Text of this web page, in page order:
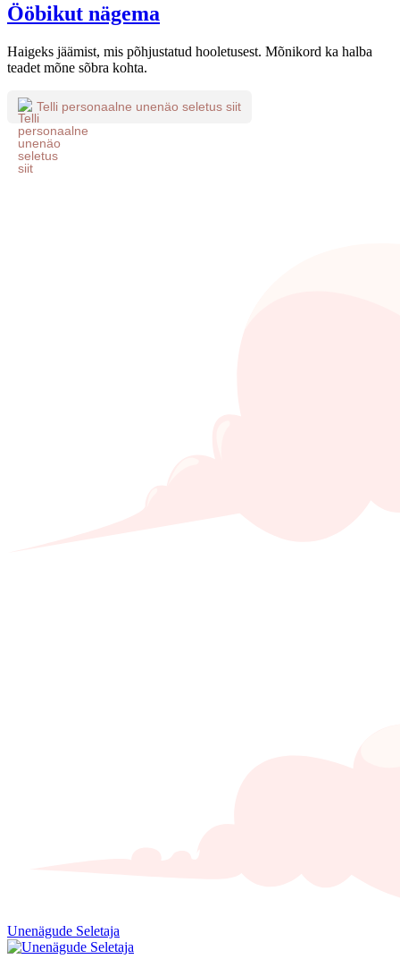
Ööbikut nägema
Haigeks jäämist, mis põhjustatud hooletusest. Mõnikord ka halba
teadet mõne sõbra kohta.
Telli personaalne unenäo seletus siit
Unenägude Seletaja